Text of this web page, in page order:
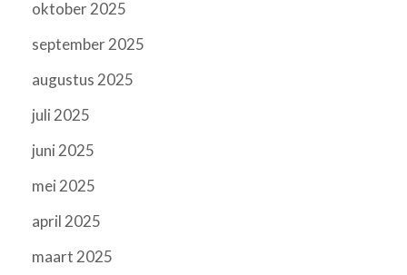
oktober 2025
september 2025
augustus 2025
juli 2025
juni 2025
mei 2025
april 2025
maart 2025